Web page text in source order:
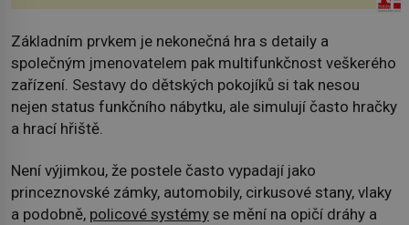
Základním prvkem je nekonečná hra s detaily a
společným jmenovatelem pak multifunkčnost veškerého
zařízení. Sestavy do dětských pokojíků si tak nesou
nejen status funkčního nábytku, ale simulují často hračky
a hrací hřiště.
Není výjimkou, že postele často vypadají jako
princeznovské zámky, automobily, cirkusové stany, vlaky
a podobně, policové systémy se mění na opičí dráhy a